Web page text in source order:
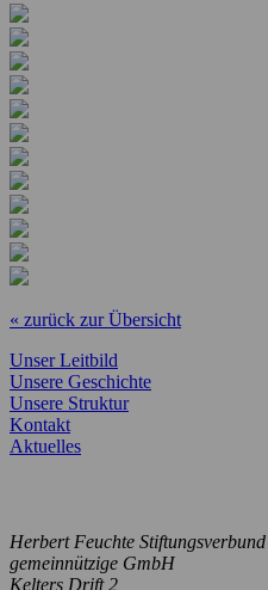
« zurück zur Übersicht
Unser Leitbild
Unsere Geschichte
Unsere Struktur
Kontakt
Aktuelles
Herbert Feuchte Stiftungsverbund
gemeinnützige GmbH
Kelters Drift 2